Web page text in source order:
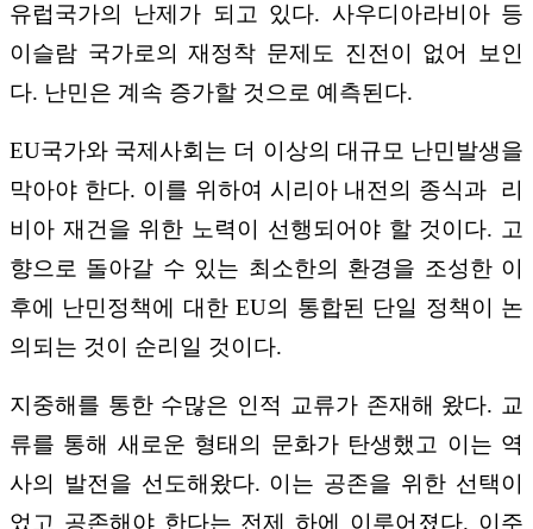
유럽국가의 난제가 되고 있다. 사우디아라비아 등
이슬람 국가로의 재정착 문제도 진전이 없어 보인
다. 난민은 계속 증가할 것으로 예측된다.
EU국가와 국제사회는 더 이상의 대규모 난민발생을
막아야 한다. 이를 위하여 시리아 내전의 종식과 리
비아 재건을 위한 노력이 선행되어야 할 것이다. 고
향으로 돌아갈 수 있는 최소한의 환경을 조성한 이
후에 난민정책에 대한 EU의 통합된 단일 정책이 논
의되는 것이 순리일 것이다.
지중해를 통한 수많은 인적 교류가 존재해 왔다. 교
류를 통해 새로운 형태의 문화가 탄생했고 이는 역
사의 발전을 선도해왔다. 이는 공존을 위한 선택이
었고 공존해야 한다는 전제 하에 이루어졌다. 이주